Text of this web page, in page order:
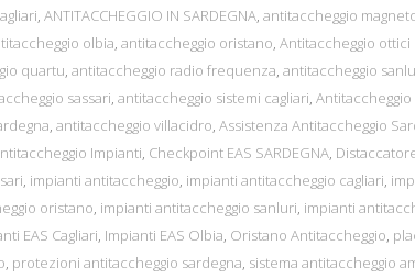
, ANTITACCHEGGIO IN SARDEGNA, antitaccheggio
olbia, antitaccheggio oristano, Antitaccheggio ottici
quartu, antitaccheggio radio frequenza, antitaccheggio
sassari, antitaccheggio sistemi cagliari,
, antitaccheggio villacidro, Assistenza Antitaccheggio
Impianti, Checkpoint EAS SARDEGNA,
, impianti antitaccheggio, impianti antitaccheggio cagliari,
oristano, impianti antitaccheggio sanluri, impianti
EAS Cagliari, Impianti EAS Olbia, Oristano Antitaccheggio,
, protezioni antitaccheggio sardegna, sistema antitaccheggio